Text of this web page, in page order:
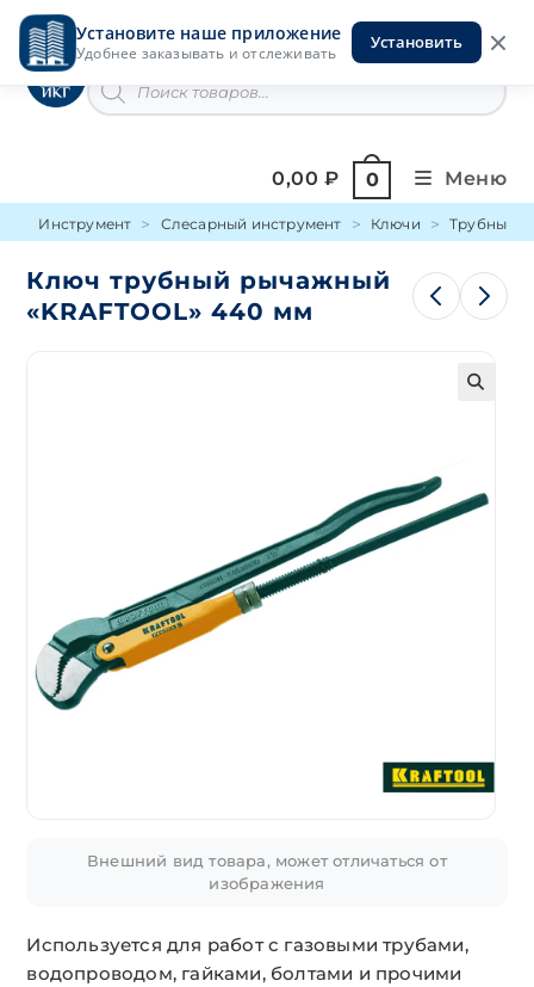
Установите наше приложение
Удобнее заказывать и отслеживать
Установить
Перейти
содержимомуИнструменты на Горской
товаров
0,00₽ 0 Меню
Инструмент Слесарный инструмент Ключи Трубный
Ключ трубный рычажный
«KRAFTOOL» 440 мм
Внешний вид товара, может отличаться от
изображения
Используется для работ с газовыми трубами,
водопроводом, гайками, болтами и прочими